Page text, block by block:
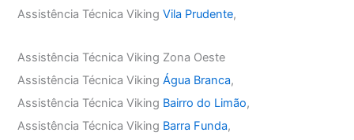
Assistência Técnica VikingVila Prudente,
Assistência Técnica Viking Zona Oeste
Assistência Técnica VikingÁgua Branca,
Assistência Técnica Viking Bairro do Limão,
Assistência Técnica Viking Barra Funda,